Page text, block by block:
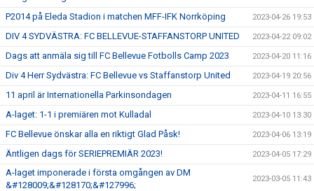
P2014 på Eleda Stadion i matchen MFF-IFK Norrköping 2023-04-26 19:53
DIV 4 SYDVÄSTRA: FC BELLEVUE-STAFFANSTORP UNITED 2023-04-22 09:02
Dags att anmäla sig till FC Bellevue Fotbolls Camp 2023 2023-04-20 11:16
Div 4 Herr Sydvästra: FC Bellevue vs Staffanstorp United 2023-04-19 20:56
11 april är Internationella Parkinsondagen 2023-04-11 16:55
A-laget: 1-1 i premiären mot Kulladal 2023-04-10 13:30
FC Bellevue önskar alla en riktigt Glad Påsk! 2023-04-06 13:19
Äntligen dags för SERIEPREMIÄR 2023! 2023-04-05 17:29
A-laget imponerade i första omgången av DM
&#128009;&#128170;&#127996;
2023-03-05 11:43